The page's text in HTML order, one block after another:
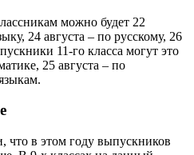
можно будет 22
24 августа – по русскому, 26
11-го класса могут это
25 августа – по
что в этом году выпускников